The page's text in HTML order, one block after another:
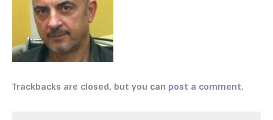
Trackbacks are closed, but you can post a comment.